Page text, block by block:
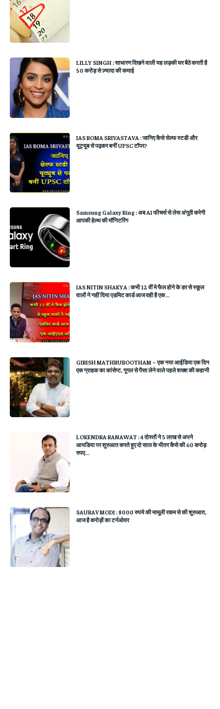
LILLY SINGH : साधारण दिखने वाली यह लड़की घर बैठे करती है
50 करोड़ से ज़्यादा की कमाई
IAS ROMA SRIVASTAVA : जानिए कैसे सेल्फ स्टडी और
यूट्यूब से पढ़कर बनीं UPSC टॉपर?
Samsung Galaxy Ring : अब AI फीचर्स से लेस अंगूठी करेगी
आपकी हेल्थ की मॉनिटरिंग
IAS NITIN SHAKYA : कभी 12 वीं मे फैल होने के डर से स्कूल
वालों ने नहीं दिया एडमिट कार्ड आज वही है एक...
GIRISH MATHRUBOOTHAM – एक नया आईडिया एक दिन
एक ग्राहक का कांसेप्ट, गूगल से पैसा लेने वाले पहले शख्श की कहानी
LOKENDRA RANAWAT : 4 दोस्तों ने 5 लाख से अपने
आयडिया पर शुरुआत करते हुए दो साल के भीतर कैसे की 60 करोड़
रुपए...
SAURAV MODI : 8000 रुपये की मामूली रकम से की शुरुआत,
आज है करोड़ों का टर्नओवर